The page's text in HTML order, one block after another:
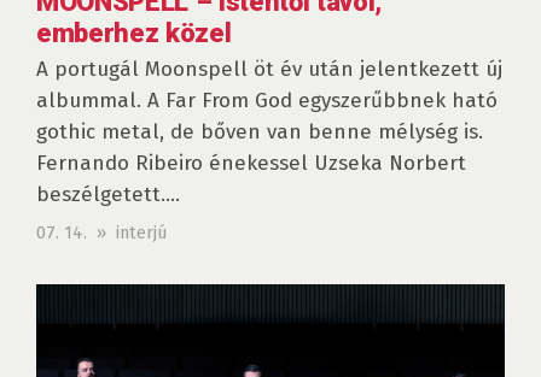
emberhez közel
A portugál Moonspell öt év után jelentkezett új
albummal. A Far From God egyszerűbbnek ható
gothic metal, de bőven van benne mélység is.
Fernando Ribeiro énekessel Uzseka Norbert
beszélgetett....
07. 14. » interjú